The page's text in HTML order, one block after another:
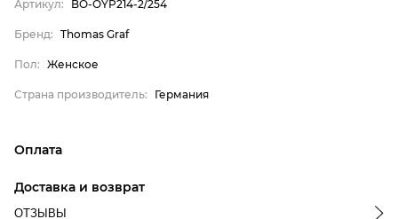
Страна производитель
Артикул: BO-OYP214-2/254
Бренд: Thomas Graf
Пол: Женское
Страна производитель: Германия
Оплата
магазина
Доставка и возврат
ОТЗЫВЫ